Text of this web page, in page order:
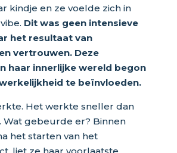
kindje en ze voelde zich in
Dit was geen intensieve
het resultaat van
vertrouwen. Deze
haar innerlijke wereld begon
te beïnvloeden.
Het werkte sneller dan
Wat gebeurde er? Binnen
het starten van het